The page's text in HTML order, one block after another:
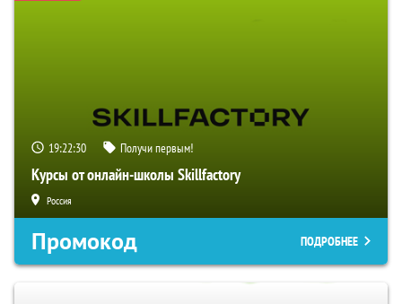
19:22:29 Получи первым!
Курсы от онлайн-школы Skillfactory
Россия
Промокод ПОДРОБНЕЕ